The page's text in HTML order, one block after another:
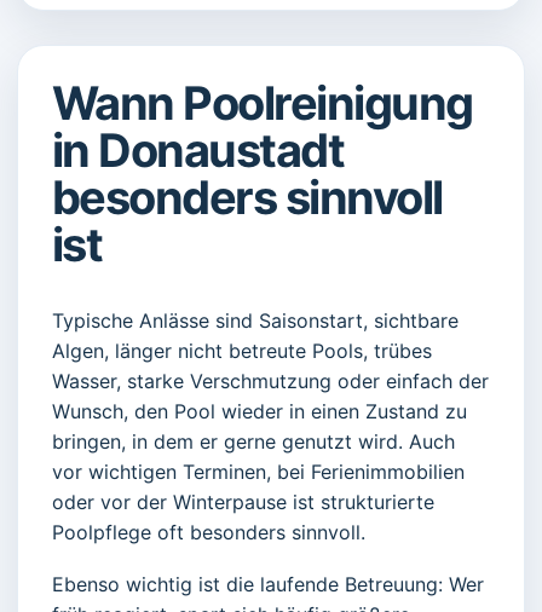
Wann Poolreinigung
in Donaustadt
besonders sinnvoll
ist
Typische Anlässe sind Saisonstart, sichtbare
Algen, länger nicht betreute Pools, trübes
Wasser, starke Verschmutzung oder einfach der
Wunsch, den Pool wieder in einen Zustand zu
bringen, in dem er gerne genutzt wird. Auch
vor wichtigen Terminen, bei Ferienimmobilien
oder vor der Winterpause ist strukturierte
Poolpflege oft besonders sinnvoll.
Ebenso wichtig ist die laufende Betreuung: Wer